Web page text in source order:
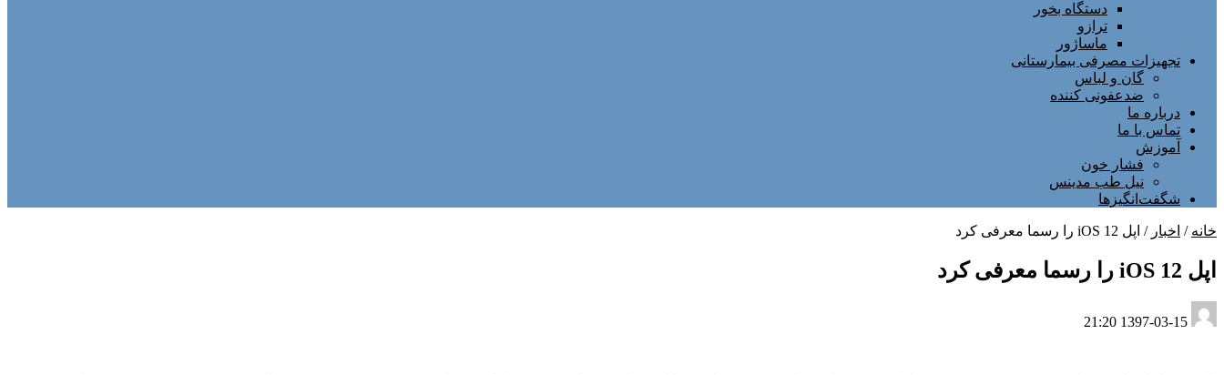
دستگاه بخور
ترازو
ماساژور
تجهیزات مصرفی بیمارستانی
گان و لباس
ضدعفونی کننده
درباره ما
تماس با ما
آموزش
فشار خون
نیل طب مدینس
شگفت‌انگیزها
خانه / اخبار / اپل iOS 12 را رسما معرفی کرد
اپل iOS 12 را رسما معرفی کرد
1397-03-15 21:20